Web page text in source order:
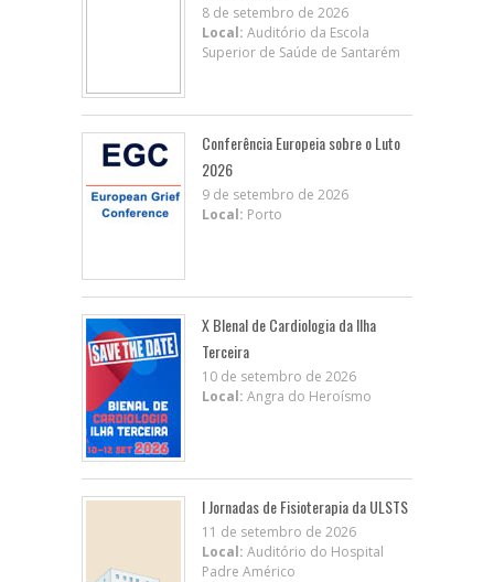
8 de setembro de 2026
Local: Auditório da Escola
Superior de Saúde de Santarém
Conferência Europeia sobre o Luto
2026
9 de setembro de 2026
Local: Porto
X BIenal de Cardiologia da Ilha
Terceira
10 de setembro de 2026
Local: Angra do Heroísmo
I Jornadas de Fisioterapia da ULSTS
11 de setembro de 2026
Local: Auditório do Hospital
Padre Américo